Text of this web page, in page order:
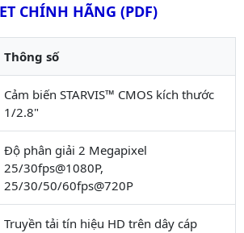
CHÍNH HÃNG (PDF)
Thông số
Cảm biến STARVIS™ CMOS kích thước
1/2.8"
Độ phân giải 2 Megapixel
25/30fps@1080P,
25/30/50/60fps@720P
Truyền tải tín hiệu HD trên dây cáp